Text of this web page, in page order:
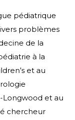
pédiatrique
problèmes
de la
à la
et au
et au
chercheur